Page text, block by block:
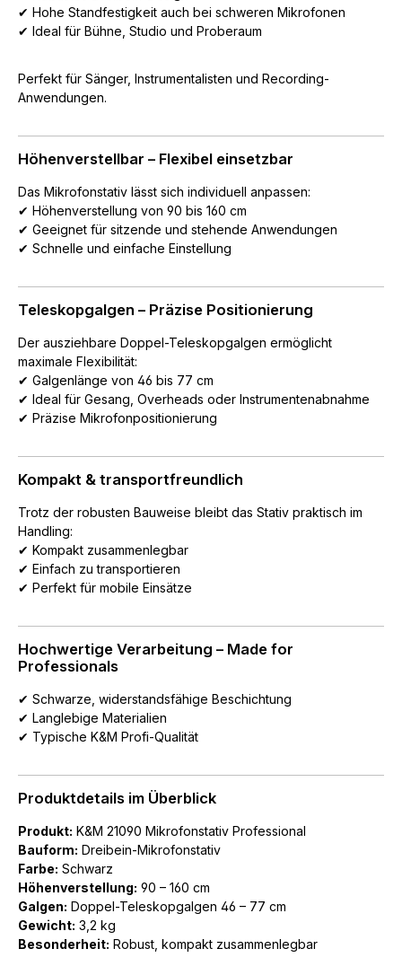
✔ Hohe Standfestigkeit auch bei schweren Mikrofonen
✔ Ideal für Bühne, Studio und Proberaum
Perfekt für Sänger, Instrumentalisten und Recording-
Anwendungen.
Höhenverstellbar – Flexibel einsetzbar
Das Mikrofonstativ lässt sich individuell anpassen:
✔ Höhenverstellung von 90 bis 160 cm
✔ Geeignet für sitzende und stehende Anwendungen
✔ Schnelle und einfache Einstellung
Teleskopgalgen – Präzise Positionierung
Der ausziehbare Doppel-Teleskopgalgen ermöglicht
maximale Flexibilität:
✔ Galgenlänge von 46 bis 77 cm
✔ Ideal für Gesang, Overheads oder Instrumentenabnahme
✔ Präzise Mikrofonpositionierung
Kompakt & transportfreundlich
Trotz der robusten Bauweise bleibt das Stativ praktisch im
Handling:
✔ Kompakt zusammenlegbar
✔ Einfach zu transportieren
✔ Perfekt für mobile Einsätze
Hochwertige Verarbeitung – Made for
Professionals
✔ Schwarze, widerstandsfähige Beschichtung
✔ Langlebige Materialien
✔ Typische K&M Profi-Qualität
Produktdetails im Überblick
Produkt: K&M 21090 Mikrofonstativ Professional
Bauform: Dreibein-Mikrofonstativ
Farbe: Schwarz
Höhenverstellung: 90 – 160 cm
Galgen: Doppel-Teleskopgalgen 46 – 77 cm
Gewicht: 3,2 kg
Besonderheit: Robust, kompakt zusammenlegbar